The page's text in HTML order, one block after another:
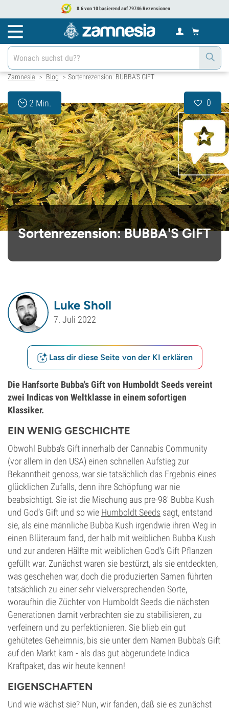
8.6 von 10 basierend auf 79746 Rezensionen
Zamnesia > Blog > Sortenrezension: BUBBA'S GIFT
2 Min. 0
Sortenrezension: BUBBA'S GIFT
Luke Sholl
7. Juli 2022
Lass dir diese Seite von der KI erklären
Die Hanfsorte Bubba's Gift von Humboldt Seeds vereint
zwei Indicas von Weltklasse in einem sofortigen
Klassiker.
EIN WENIG GESCHICHTE
Obwohl Bubba’s Gift innerhalb der Cannabis Community
(vor allem in den USA) einen schnellen Aufstieg zur
Bekanntheit genoss, war sie tatsächlich das Ergebnis eines
glücklichen Zufalls, denn ihre Schöpfung war nie
beabsichtigt. Sie ist die Mischung aus pre-98' Bubba Kush
und God’s Gift und so wie Humboldt Seeds sagt, entstand
sie, als eine männliche Bubba Kush irgendwie ihren Weg in
einen Blüteraum fand, der halb mit weiblichen Bubba Kush
und zur anderen Hälfte mit weiblichen God’s Gift Pflanzen
gefüllt war. Zunächst waren sie bestürzt, als sie entdeckten,
was geschehen war, doch die produzierten Samen führten
tatsächlich zu einer sehr vielversprechenden Sorte,
woraufhin die Züchter von Humboldt Seeds die nächsten
Generationen damit verbrachten sie zu stabilisieren, zu
verfeinern und zu perfektionieren. Sie blieb ein gut
gehütetes Geheimnis, bis sie unter dem Namen Bubba's Gift
auf den Markt kam - als das gut abgerundete Indica
Kraftpaket, das wir heute kennen!
EIGENSCHAFTEN
Und wie wächst sie? Nun, wir fanden, daß sie es zunächst